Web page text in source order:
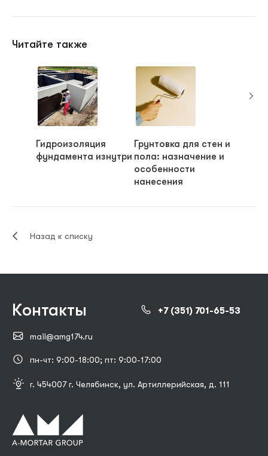
Читайте также
Гидроизоляция
фундамента изнутри
Грунтовка для стен и
пола: назначение и
особенности
нанесения
Назад к списку
Контакты +7 (351) 701-65-53
mail@amg174.ru
пн-чт: 9:00-18:00; пт: 9:00-17:00
г. 454007 г. Челябинск, ул. Артиллерийская, д. 111